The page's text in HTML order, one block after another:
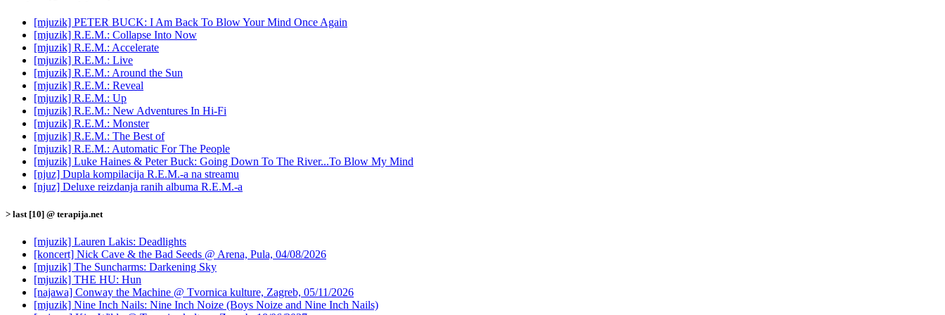
[mjuzik] PETER BUCK: I Am Back To Blow Your Mind Once Again
[mjuzik] R.E.M.: Collapse Into Now
[mjuzik] R.E.M.: Accelerate
[mjuzik] R.E.M.: Live
[mjuzik] R.E.M.: Around the Sun
[mjuzik] R.E.M.: Reveal
[mjuzik] R.E.M.: Up
[mjuzik] R.E.M.: New Adventures In Hi-Fi
[mjuzik] R.E.M.: Monster
[mjuzik] R.E.M.: The Best of
[mjuzik] R.E.M.: Automatic For The People
[mjuzik] Luke Haines & Peter Buck: Going Down To The River...To Blow My Mind
[njuz] Dupla kompilacija R.E.M.-a na streamu
[njuz] Deluxe reizdanja ranih albuma R.E.M.-a
> last [10] @ terapija.net
[mjuzik] Lauren Lakis: Deadlights
[koncert] Nick Cave & the Bad Seeds @ Arena, Pula, 04/08/2026
[mjuzik] The Suncharms: Darkening Sky
[mjuzik] THE HU: Hun
[najawa] Conway the Machine @ Tvornica kulture, Zagreb, 05/11/2026
[mjuzik] Nine Inch Nails: Nine Inch Noize (Boys Noize and Nine Inch Nails)